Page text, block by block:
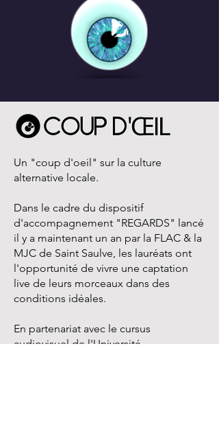
Un "coup d'oeil" sur la culture
alternative locale.
Dans le cadre du dispositif
d'accompagnement "REGARDS" lancé
il y a maintenant un an par la FLAC & la
MJC de Saint Saulve, les lauréats ont
l'opportunité de vivre une captation
live de leurs morceaux dans des
conditions idéales.
En partenariat avec le cursus
audiovisuel de l'Université